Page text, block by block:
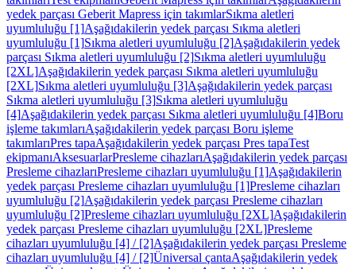
yedek parçası Geberit Mapress için takımlarSıkma aletleri
uyumluluğu [1]Aşağıdakilerin yedek parçası Sıkma aletleri
uyumluluğu [1]Sıkma aletleri uyumluluğu [2]Aşağıdakilerin yedek
parçası Sıkma aletleri uyumluluğu [2]Sıkma aletleri uyumluluğu
[2XL]Aşağıdakilerin yedek parçası Sıkma aletleri uyumluluğu
[2XL]Sıkma aletleri uyumluluğu [3]Aşağıdakilerin yedek parçası
Sıkma aletleri uyumluluğu [3]Sıkma aletleri uyumluluğu
[4]Aşağıdakilerin yedek parçası Sıkma aletleri uyumluluğu [4]Boru
işleme takımlarıAşağıdakilerin yedek parçası Boru işleme
takımlarıPres tapaAşağıdakilerin yedek parçası Pres tapaTest
ekipmanıAksesuarlarPresleme cihazlarıAşağıdakilerin yedek parçası
Presleme cihazlarıPresleme cihazları uyumluluğu [1]Aşağıdakilerin
yedek parçası Presleme cihazları uyumluluğu [1]Presleme cihazları
uyumluluğu [2]Aşağıdakilerin yedek parçası Presleme cihazları
uyumluluğu [2]Presleme cihazları uyumluluğu [2XL]Aşağıdakilerin
yedek parçası Presleme cihazları uyumluluğu [2XL]Presleme
cihazları uyumluluğu [4] / [2]Aşağıdakilerin yedek parçası Presleme
cihazları uyumluluğu [4] / [2]Üniversal çantaAşağıdakilerin yedek